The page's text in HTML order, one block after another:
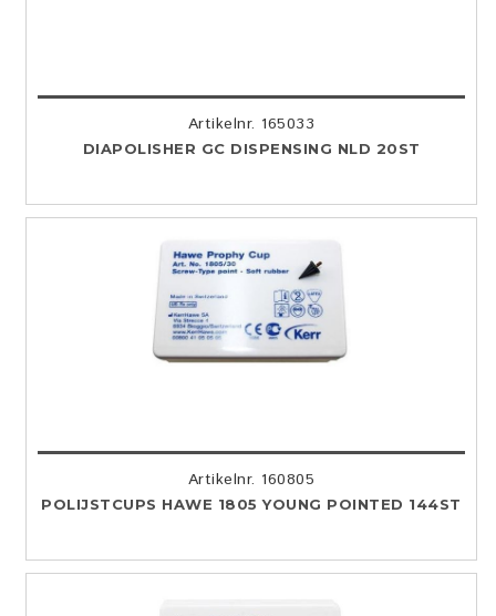
Artikelnr. 165033
DIAPOLISHER GC DISPENSING NLD 20ST
Artikelnr. 160805
POLIJSTCUPS HAWE 1805 YOUNG POINTED 144ST